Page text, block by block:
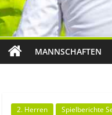
MANNSCHAFTEN
2. Herren Spielberichte